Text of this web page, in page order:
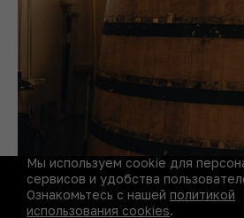
Мы используем cookie для
сервисов и удобства
Ознакомьтесь с нашей политикой
использования cookies.